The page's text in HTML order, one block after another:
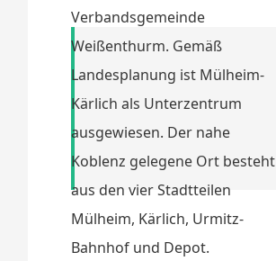
Verbandsgemeinde
Weißenthurm. Gemäß
Landesplanung ist Mülheim-
Kärlich als Unterzentrum
ausgewiesen. Der nahe
Koblenz gelegene Ort besteht
aus den vier Stadtteilen
Mülheim, Kärlich, Urmitz-
Bahnhof und Depot.